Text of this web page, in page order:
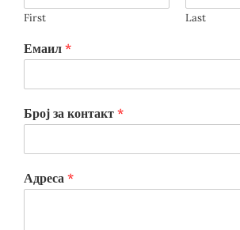
First Last
Емаил *
Број за контакт *
Адреса *